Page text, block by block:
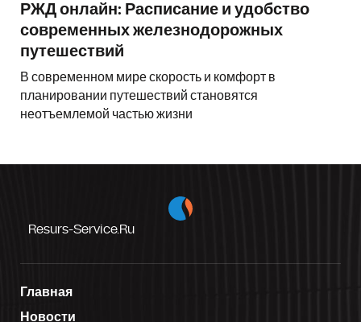
РЖД онлайн: Расписание и удобство
современных железнодорожных
путешествий
В современном мире скорость и комфорт в
планировании путешествий становятся
неотъемлемой частью жизни
Resurs-Service.ru
Главная
Новости